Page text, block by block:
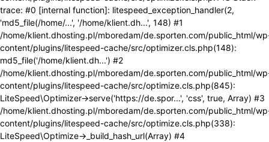
trace: #0 [internal function]: litespeed_exception_handler(2,
'md5_file(/home/...', '/home/klient.dh...', 148) #1
/home/klient.dhosting.pl/mboredam/de.sporten.com/public_html/
content/plugins/litespeed-cache/src/optimizer.cls.php(148):
md5_file('/home/klient.dh...') #2
/home/klient.dhosting.pl/mboredam/de.sporten.com/public_html/
content/plugins/litespeed-cache/src/optimize.cls.php(845):
LiteSpeed\Optimizer->serve('https://de.spor...', 'css', true, Array) #3
/home/klient.dhosting.pl/mboredam/de.sporten.com/public_html/
content/plugins/litespeed-cache/src/optimize.cls.php(338):
LiteSpeed\Optimize->_build_hash_url(Array) #4